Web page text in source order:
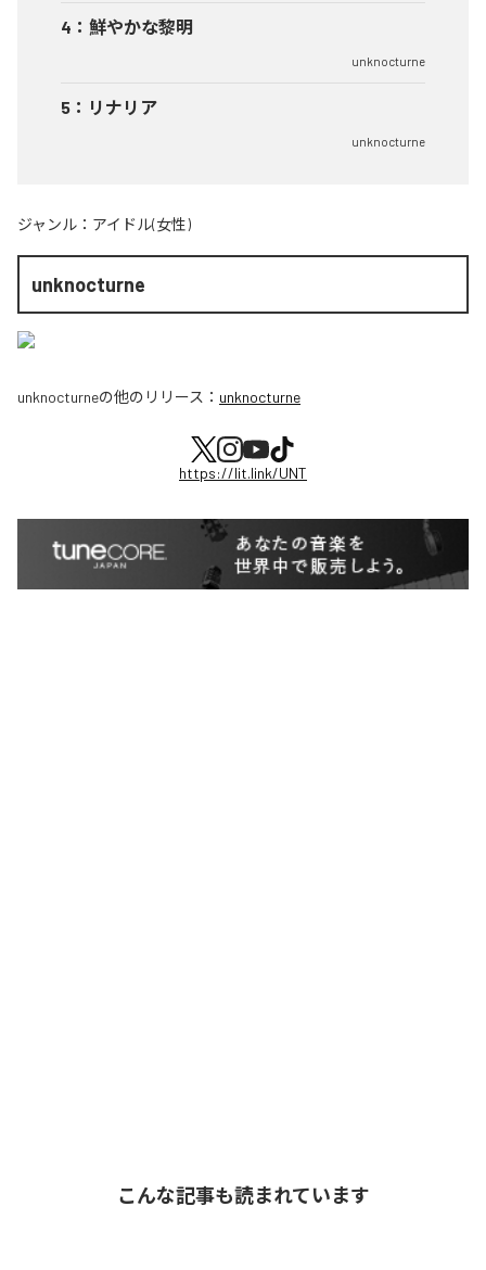
4 ： 鮮やかな黎明
unknocturne
5 ： リナリア
unknocturne
ジャンル： アイドル(女性)
unknocturne
unknocturneの他のリリース： unknocturne
https://lit.link/UNT
こんな記事も読まれています